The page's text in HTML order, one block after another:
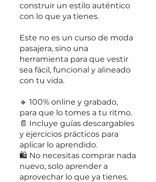
construir un estilo auténtico
con lo que ya tienes.
Este no es un curso de moda
pasajera, sino una
herramienta para que vestir
sea fácil, funcional y alineado
con tu vida.
🔹 100% online y grabado,
para que lo tomes a tu ritmo.
📄 Incluye guías descargables
y ejercicios prácticos para
aplicar lo aprendido.
🛍️ No necesitas comprar nada
nuevo, solo aprender a
aprovechar lo que ya tienes.